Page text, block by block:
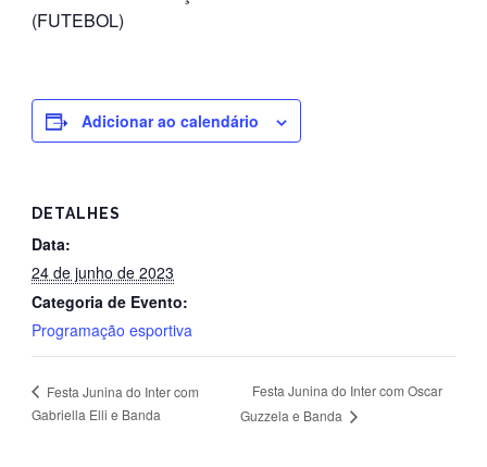
(FUTEBOL)
Adicionar ao calendário
DETALHES
Data:
24 de junho de 2023
Categoria de Evento:
Programação esportiva
Festa Junina do Inter com
Gabriella Elli e Banda
Festa Junina do Inter com Oscar
Guzzela e Banda